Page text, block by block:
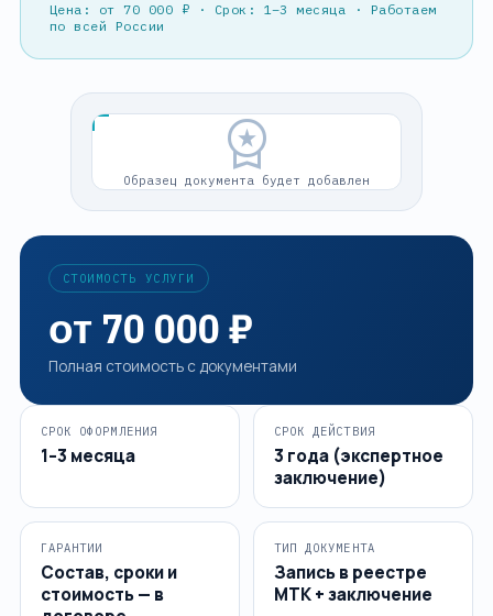
Блог
О компании
Контакты
ПРОВЕРИМ ПРОЕКТ И СОБЕРЁМ МАРШРУТ
ЗАЯВКИ
+7 920-898-17-18
reestrgarant@mail.ru
Подать заявку
Цена: от 70 000 ₽ · Срок: 1–3 месяца · Работаем
по всей России
workspace_premium
Образец документа будет добавлен
СТОИМОСТЬ УСЛУГИ
от 70 000 ₽
Полная стоимость с документами
СРОК ОФОРМЛЕНИЯ
1–3 месяца
СРОК ДЕЙСТВИЯ
3 года (экспертное
заключение)
ГАРАНТИИ
Состав, сроки и
стоимость — в
ТИП ДОКУМЕНТА
Запись в реестре
МТК + заключение